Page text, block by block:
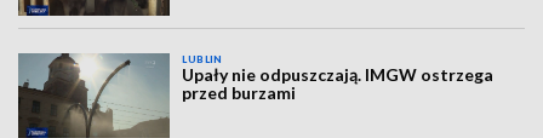
LUBLIN
Upały nie odpuszczają. IMGW ostrzega
przed burzami